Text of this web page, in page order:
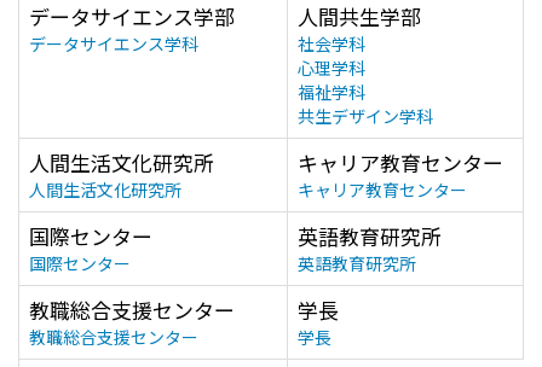
データサイエンス学部
データサイエンス学科
人間共生学部
社会学科
心理学科
福祉学科
共生デザイン学科
人間生活文化研究所
人間生活文化研究所
キャリア教育センター
キャリア教育センター
国際センター
国際センター
英語教育研究所
英語教育研究所
教職総合支援センター
教職総合支援センター
学長
学長